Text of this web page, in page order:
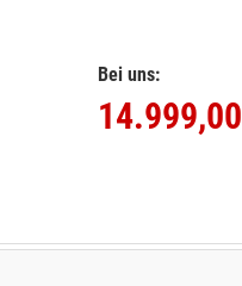
Bei uns:
14.999,00